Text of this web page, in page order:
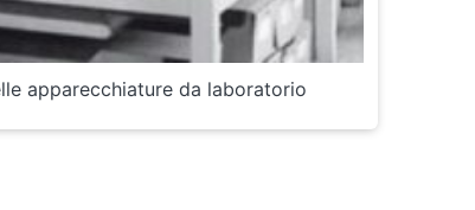
apparecchiature da laboratorio